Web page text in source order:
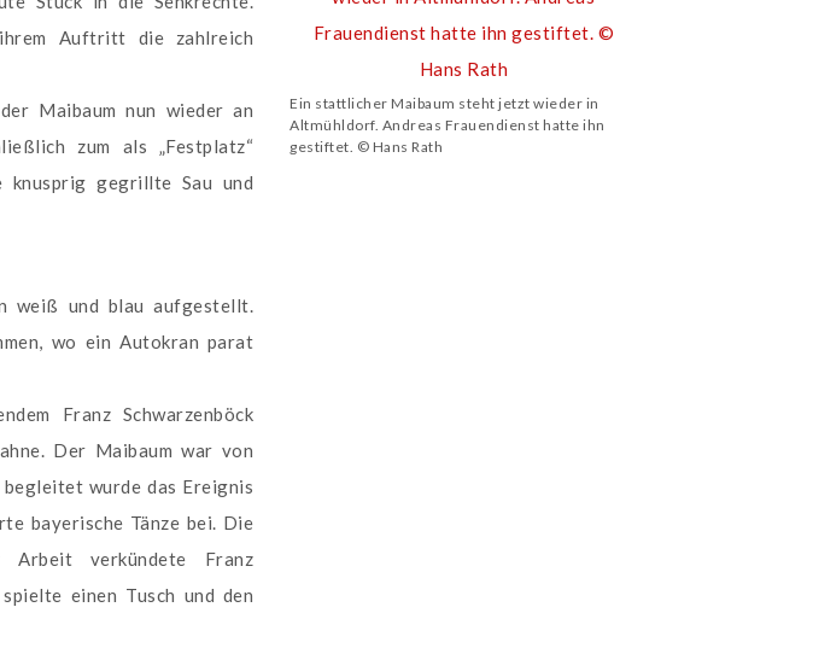
Auftritt die zahlreich
Maibaum nun wieder an
zum als „Festplatz“
knusprig gegrillte Sau und
weiß und blau aufgestellt.
wo ein Autokran parat
Franz Schwarzenböck
Der Maibaum war von
wurde das Ereignis
bayerische Tänze bei. Die
verkündete Franz
einen Tusch und den
Ein stattlicher Maibaum steht jetzt wieder in
Altmühldorf. Andreas Frauendienst hatte ihn
gestiftet. © Hans Rath